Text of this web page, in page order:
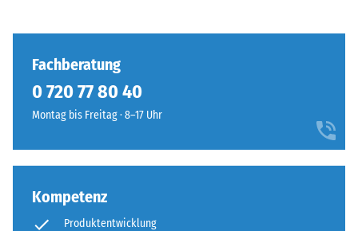
Fachberatung
0 720 77 80 40
Montag bis Freitag · 8–17 Uhr
Kompetenz
Produktentwicklung